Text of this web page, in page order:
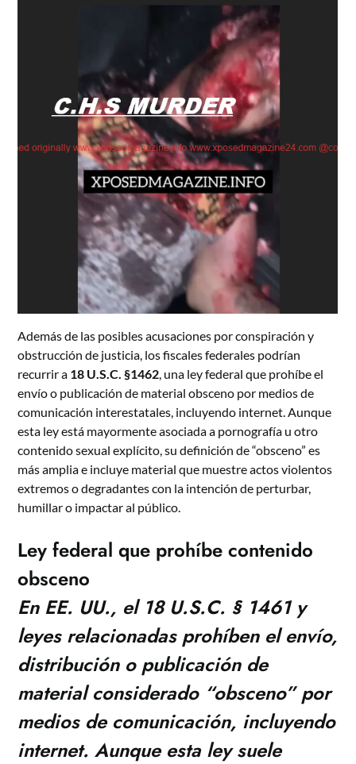
Además de las posibles acusaciones por conspiración y
obstrucción de justicia, los fiscales federales podrían
recurrir a 18 U.S.C. §1462 , una ley federal que prohíbe el
envío o publicación de material obsceno por medios de
comunicación interestatales, incluyendo internet. Aunque
esta ley está mayormente asociada a pornografía u otro
contenido sexual explícito, su definición de “obsceno” es
más amplia e incluye material que muestre actos violentos
extremos o degradantes con la intención de perturbar,
humillar o impactar al público.
Ley federal que prohíbe contenido
obsceno
En EE. UU., el 18 U.S.C. § 1461 y
leyes relacionadas prohíben el envío,
distribución o publicación de
material considerado “obsceno” por
medios de comunicación, incluyendo
internet. Aunque esta ley suele